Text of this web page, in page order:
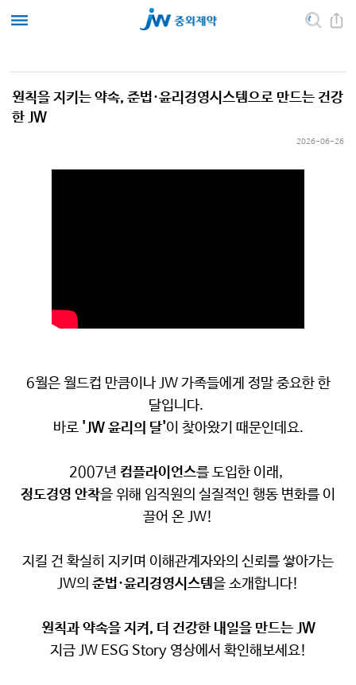
원칙을 지키는 약속, 준법·윤리경영시스템으로 만드는 건강
한 JW
2026-06-26
6월은 월드컵 만큼이나 JW 가족들에게 정말 중요한 한
달입니다.
바로 'JW 윤리의 달'이 찾아왔기 때문인데요.
2007년 컴플라이언스를 도입한 이래,
정도경영 안착을 위해 임직원의 실질적인 행동 변화를 이
끌어 온 JW!
지킬 건 확실히 지키며 이해관계자와의 신뢰를 쌓아가는
JW의 준법·윤리경영시스템을 소개합니다!
원칙과 약속을 지켜, 더 건강한 내일을 만드는 JW
지금 JW ESG Story 영상에서 확인해보세요!